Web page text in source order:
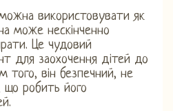
використовувати як
може нескінченно
Це чудовий
для заохочення дітей до
того, він безпечний, не
що робить його